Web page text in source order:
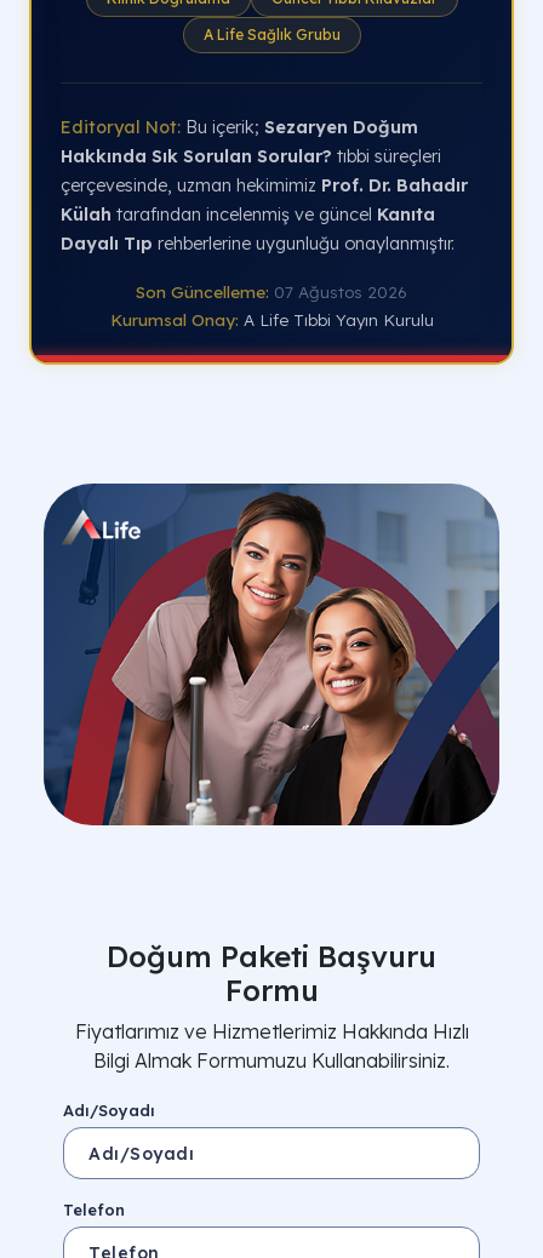
A Life Sağlık Grubu
Editoryal Not: Bu içerik; Sezaryen Doğum
Hakkında Sık Sorulan Sorular? tıbbi süreçleri
çerçevesinde, uzman hekimimiz Prof. Dr. Bahadır
Külah tarafından incelenmiş ve güncel Kanıta
Dayalı Tıp rehberlerine uygunluğu onaylanmıştır.
Son Güncelleme: 07 Ağustos 2026
Kurumsal Onay: A Life Tıbbi Yayın Kurulu
Doğum Paketi Başvuru
Formu
Fiyatlarımız ve Hizmetlerimiz Hakkında Hızlı
Bilgi Almak Formumuzu Kullanabilirsiniz.
Adı/Soyadı
Telefon